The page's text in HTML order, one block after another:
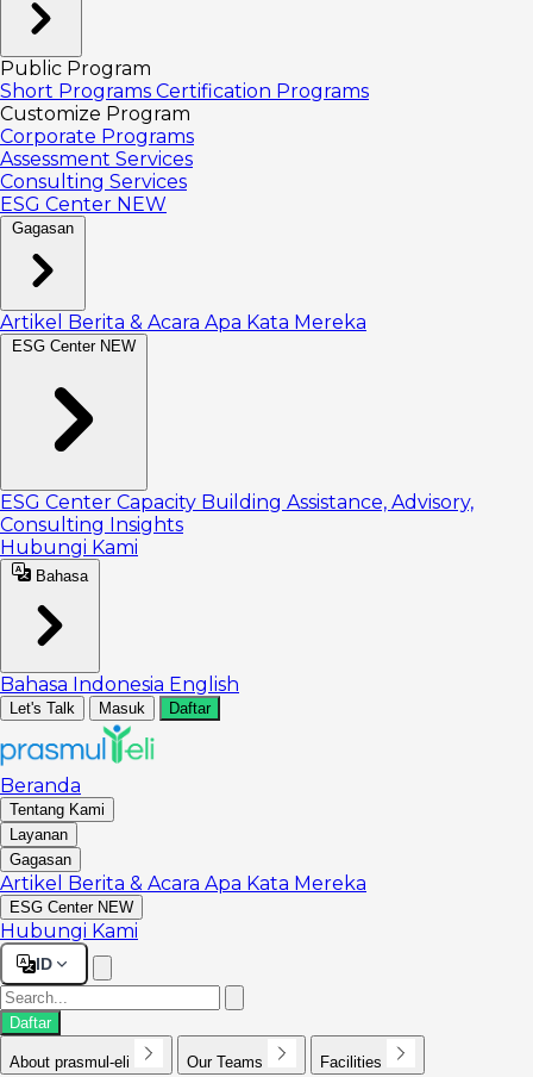
Public Program
Short Programs Certification Programs
Customize Program
Corporate Programs
Assessment Services
Consulting Services
ESG Center NEW
Gagasan
Artikel Berita & Acara Apa Kata Mereka
ESG Center NEW
ESG Center Capacity Building Assistance, Advisory,
Consulting Insights
Hubungi Kami
Bahasa
Bahasa Indonesia English
Let's Talk Masuk Daftar
Beranda
Tentang Kami
Layanan
Gagasan
Artikel Berita & Acara Apa Kata Mereka
ESG Center NEW
Hubungi Kami
ID
Daftar
About prasmul-eli Our Teams Facilities